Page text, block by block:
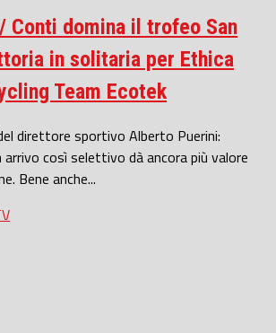
Conti domina il trofeo San
in solitaria per Ethica
Team Ecotek
direttore sportivo Alberto Puerini:
arrivo così selettivo dà ancora più valore
Bene anche...